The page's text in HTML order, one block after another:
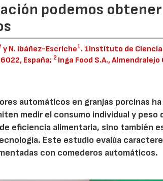
podemos
y N. Ibáñez-Escriche1. 1Instituto de
España;2 Inga Food S.A.,
automáticos en granjas porcinas
medir el consumo individual y
eficiencia alimentaria, sino también
Este estudio evalúa
con comederos automáticos.